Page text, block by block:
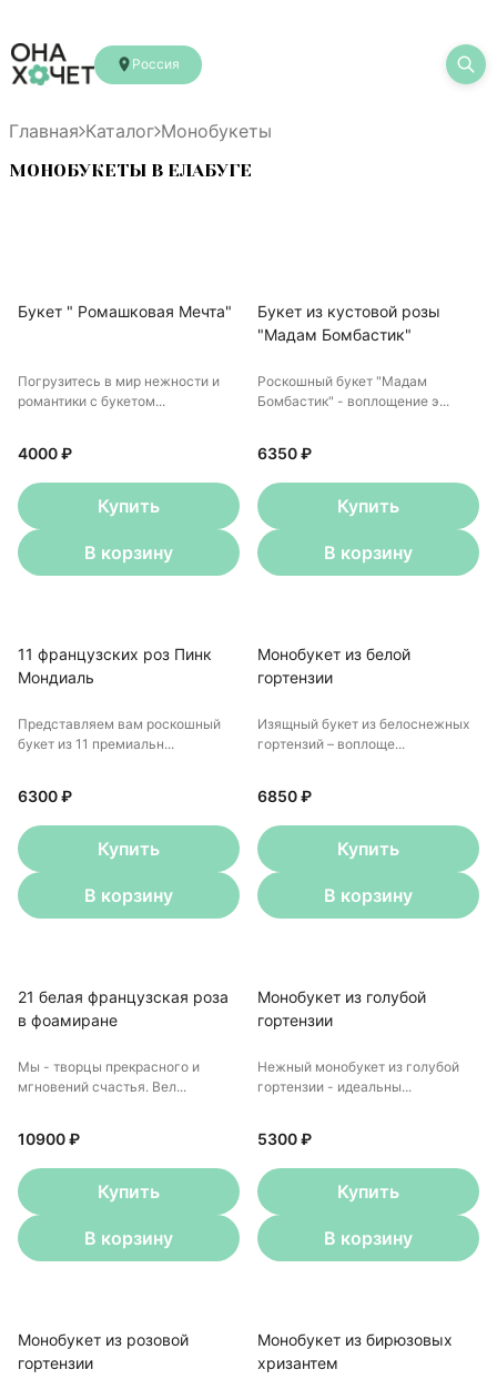
Россия
Главная Каталог Монобукеты
МОНОБУКЕТЫ В ЕЛАБУГЕ
Букет " Ромашковая Мечта"
Погрузитесь в мир нежности и
романтики с букетом...
4000 ₽
Купить
В корзину
Букет из кустовой розы
"Мадам Бомбастик"
Роскошный букет "Мадам
Бомбастик" - воплощение э...
6350 ₽
Купить
В корзину
11 французских роз Пинк
Мондиаль
Представляем вам роскошный
букет из 11 премиальн...
6300 ₽
Купить
В корзину
Монобукет из белой
гортензии
Изящный букет из белоснежных
гортензий – воплоще...
6850 ₽
Купить
В корзину
21 белая французская роза
в фоамиране
Мы - творцы прекрасного и
мгновений счастья. Вел...
10900 ₽
Купить
В корзину
Монобукет из голубой
гортензии
Нежный монобукет из голубой
гортензии - идеальны...
5300 ₽
Купить
В корзину
Монобукет из розовой
гортензии
Монобукет из бирюзовых
хризантем